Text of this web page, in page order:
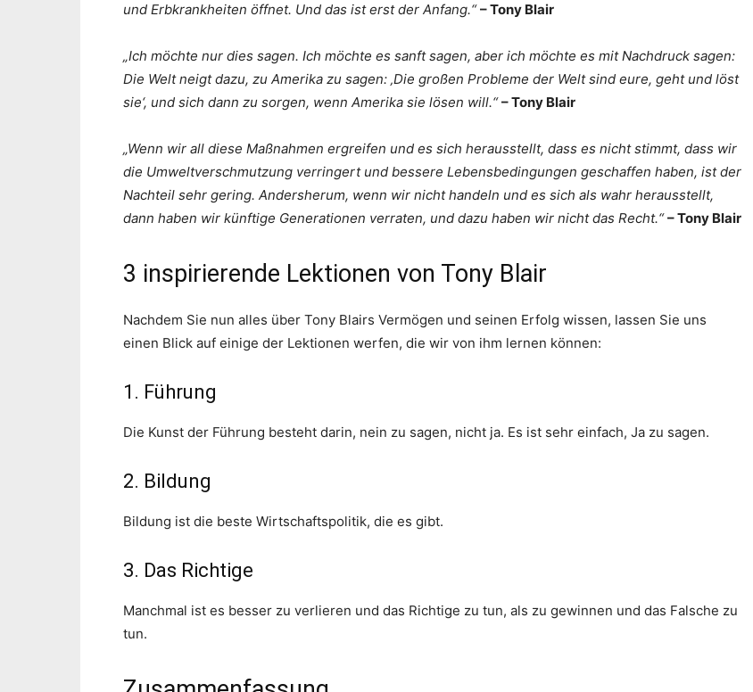
und Erbkrankheiten öffnet. Und das ist erst der Anfang.“– Tony Blair
„Ich möchte nur dies sagen. Ich möchte es sanft sagen, aber ich möchte es mit Nachdruck sagen:
Die Welt neigt dazu, zu Amerika zu sagen: ‚Die großen Probleme der Welt sind eure, geht und löst
sie‘, und sich dann zu sorgen, wenn Amerika sie lösen will.“– Tony Blair
„Wenn wir all diese Maßnahmen ergreifen und es sich herausstellt, dass es nicht stimmt, dass wir
die Umweltverschmutzung verringert und bessere Lebensbedingungen geschaffen haben, ist der
Nachteil sehr gering. Andersherum, wenn wir nicht handeln und es sich als wahr herausstellt,
dann haben wir künftige Generationen verraten, und dazu haben wir nicht das Recht.“– Tony Blair
3 inspirierende Lektionen von Tony Blair
Nachdem Sie nun alles über Tony Blairs Vermögen und seinen Erfolg wissen, lassen Sie uns
einen Blick auf einige der Lektionen werfen, die wir von ihm lernen können:
1. Führung
Die Kunst der Führung besteht darin, nein zu sagen, nicht ja. Es ist sehr einfach, Ja zu sagen.
2. Bildung
Bildung ist die beste Wirtschaftspolitik, die es gibt.
3. Das Richtige
Manchmal ist es besser zu verlieren und das Richtige zu tun, als zu gewinnen und das Falsche zu
tun.